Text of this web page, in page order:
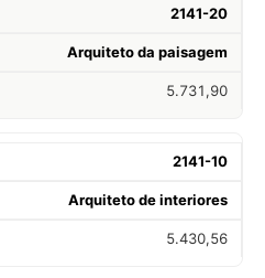
2141-20
Arquiteto da paisagem
5.731,90
2141-10
Arquiteto de interiores
5.430,56